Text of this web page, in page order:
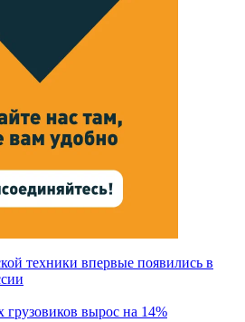
техники впервые появились в
вырос на 14%